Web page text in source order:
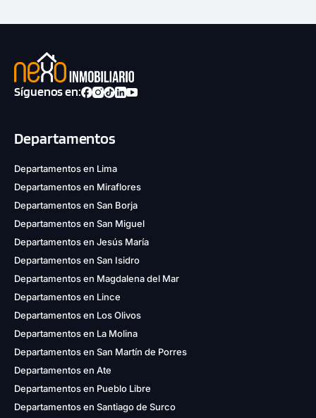
Síguenos en:
Departamentos
Departamentos en Lima
Departamentos en Miraflores
Departamentos en San Borja
Departamentos en San Miguel
Departamentos en Jesús María
Departamentos en San Isidro
Departamentos en Magdalena del Mar
Departamentos en Lince
Departamentos en Los Olivos
Departamentos en La Molina
Departamentos en San Martín de Porres
Departamentos en Ate
Departamentos en Pueblo Libre
Departamentos en Santiago de Surco